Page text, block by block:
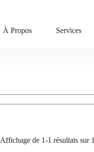
À Propos Services
Affichage de 1-1 résultats sur 1